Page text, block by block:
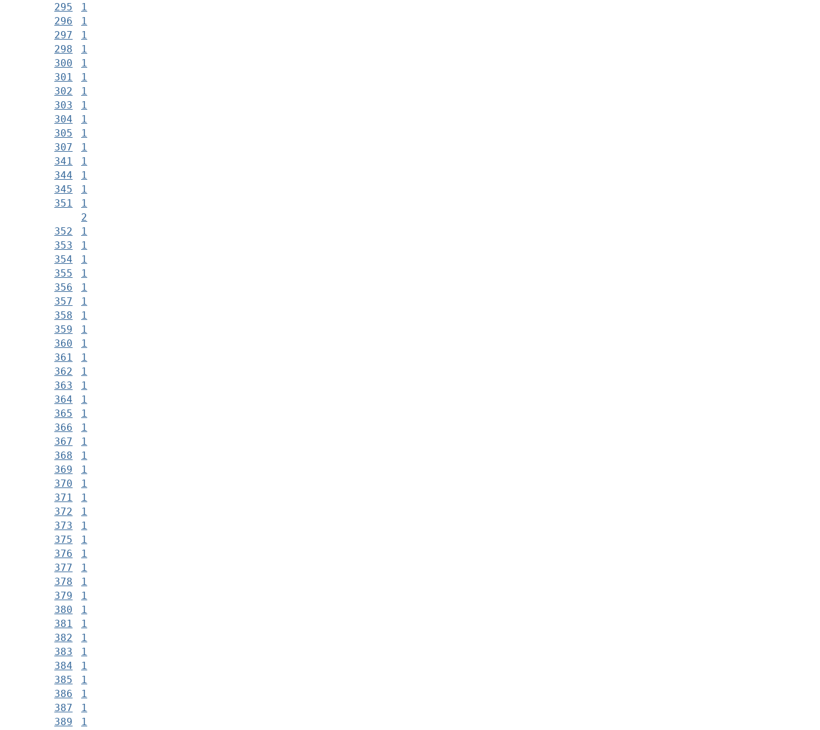
295
1
296
1
297
1
298
1
300
1
301
1
302
1
303
1
304
1
305
1
307
1
341
1
344
1
345
1
351
1
2
352
1
353
1
354
1
355
1
356
1
357
1
358
1
359
1
360
1
361
1
362
1
363
1
364
1
365
1
366
1
367
1
368
1
369
1
370
1
371
1
372
1
373
1
375
1
376
1
377
1
378
1
379
1
380
1
381
1
382
1
383
1
384
1
385
1
386
1
387
1
389
1